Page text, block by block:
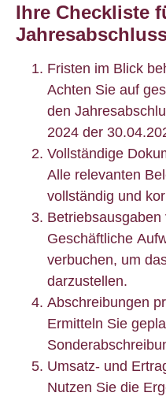
Ihre Checkliste
Fristen im Blick
Achten Sie auf
den
2024 der
Vollständige
Alle relevanten
vollständig und
Geschäftliche
verbuchen, um
darzustellen.
Abschreibungen
Ermitteln Sie
Umsatz- und
Nutzen Sie die